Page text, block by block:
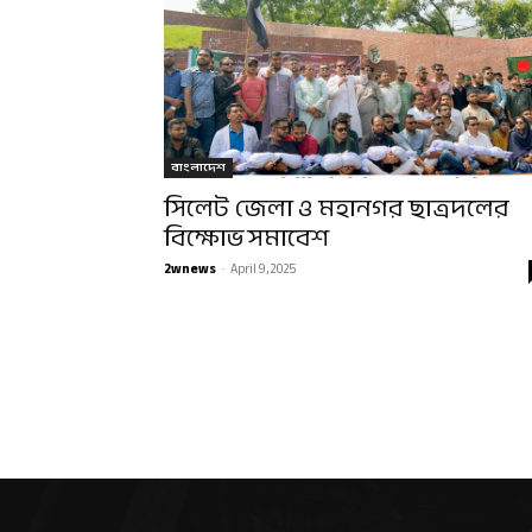
বাংলাদেশ
সিলেট জেলা ও মহানগর ছাত্রদলের
বিক্ষোভ সমাবেশ
2wnews -April 9, 2025